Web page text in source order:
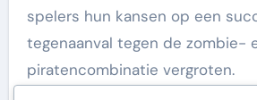
spelers hun kansen op een
tegenaanval tegen de zombie-
piratencombinatie vergroten.